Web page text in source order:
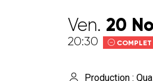
Ven. 20
20:30 COMPLET
Production :